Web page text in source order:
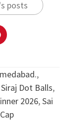
posts
,
Dot Balls,
2026,Sai